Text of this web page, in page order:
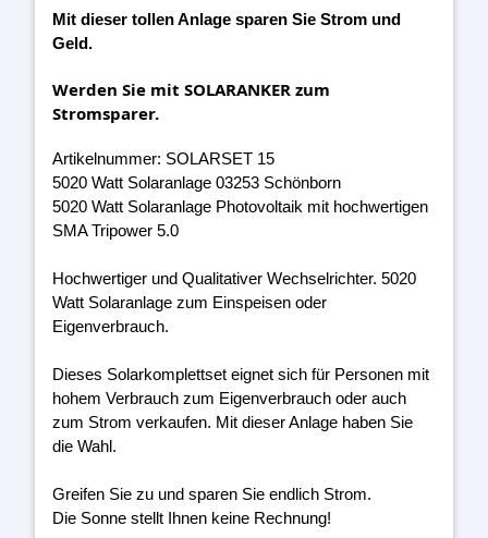
Mit dieser tollen Anlage sparen Sie Strom und
Geld.
Werden Sie mit SOLARANKER zum
Stromsparer.
Artikelnummer: SOLARSET 15
5020 Watt Solaranlage 03253 Schönborn
5020 Watt Solaranlage Photovoltaik mit hochwertigen
SMA Tripower 5.0
Hochwertiger und Qualitativer Wechselrichter. 5020
Watt Solaranlage zum Einspeisen oder
Eigenverbrauch.
Dieses Solarkomplettset eignet sich für Personen mit
hohem Verbrauch zum Eigenverbrauch oder auch
zum Strom verkaufen. Mit dieser Anlage haben Sie
die Wahl.
Greifen Sie zu und sparen Sie endlich Strom.
Die Sonne stellt Ihnen keine Rechnung!